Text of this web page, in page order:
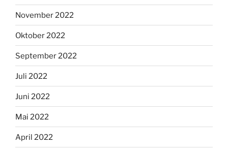
November 2022
Oktober 2022
September 2022
Juli 2022
Juni 2022
Mai 2022
April 2022